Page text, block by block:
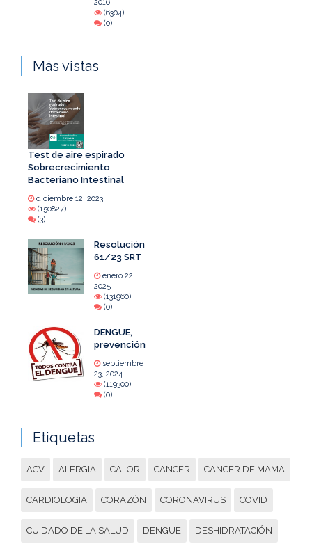
2016
(6304)
(0)
Más vistas
Test de aire espirado
Sobrecrecimiento
Bacteriano Intestinal
diciembre 12, 2023
(150827)
(3)
Resolución
61/23 SRT
enero 22,
2025
(131960)
(0)
DENGUE,
prevención
septiembre
23, 2024
(119300)
(0)
Etiquetas
ACV ALERGIA CALOR CANCER CANCER DE MAMA
CARDIOLOGIA CORAZÓN CORONAVIRUS COVID
CUIDADO DE LA SALUD DENGUE DESHIDRATACIÓN